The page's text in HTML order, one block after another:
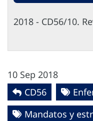
2018 - CD56/10.
10 Sep 2018
CD56
Mandatos y